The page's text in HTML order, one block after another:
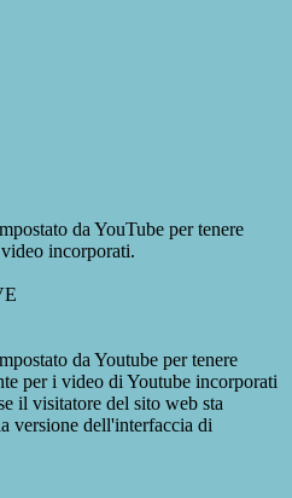
da YouTube per tenere
incorporati.
da Youtube per tenere
per i video di Youtube incorporati
il visitatore del sito web sta
versione dell'interfaccia di